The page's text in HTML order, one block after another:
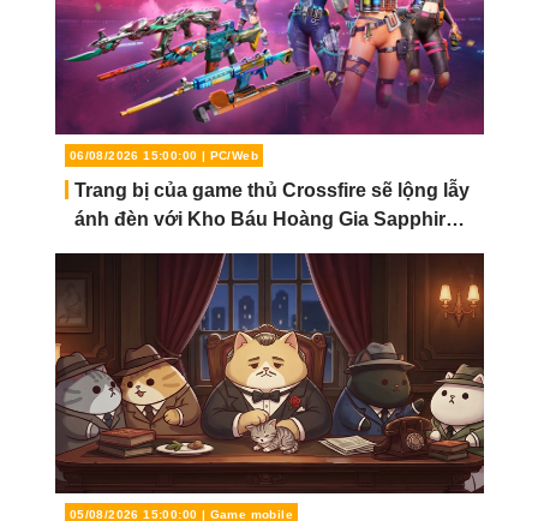
06/08/2026 15:00:00 | PC/Web
Trang bị của game thủ Crossfire sẽ